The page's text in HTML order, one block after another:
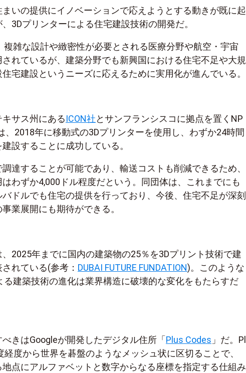
いの提供にイノベーションで応えようとする動きが既に起
3Dプリンターによる住宅建設技術の開発だ。
複雑な設計や緻密性が必要とされる医療分野や航空・宇宙
れているが、建築分野でも新興国における住宅不足や大規
宅建設というニーズに応えるために実用化が進んでいる。
サス州にあるICON社とサンフランシスコに拠点を置くNP
、2018年に移動式の3Dプリンターを使用し、わずか24時間
設することに成功している。
達することが可能であり、輸送コストも削減できるため、
わずか4,000ドル程度だという。同団体は、これまでにも
ドルでも住宅の提供を行っており、今後、住宅不足が深刻
業展開にも期待ができる。
2025年までに国内の建築物の25％を3Dプリント技術で建
れている(参考： DUBAI FUTURE FUNDATION)。このような
る建築技術の進化は業界構造に破壊的な変化をもたらすだ
きはGoogleが開発したデジタル住所「 Plus Codes 」だ。Pl
経度から世界を碁盤のようなメッシュ状に区切ることで、
点にアルファベットと数字からなる座標を指定する仕組み